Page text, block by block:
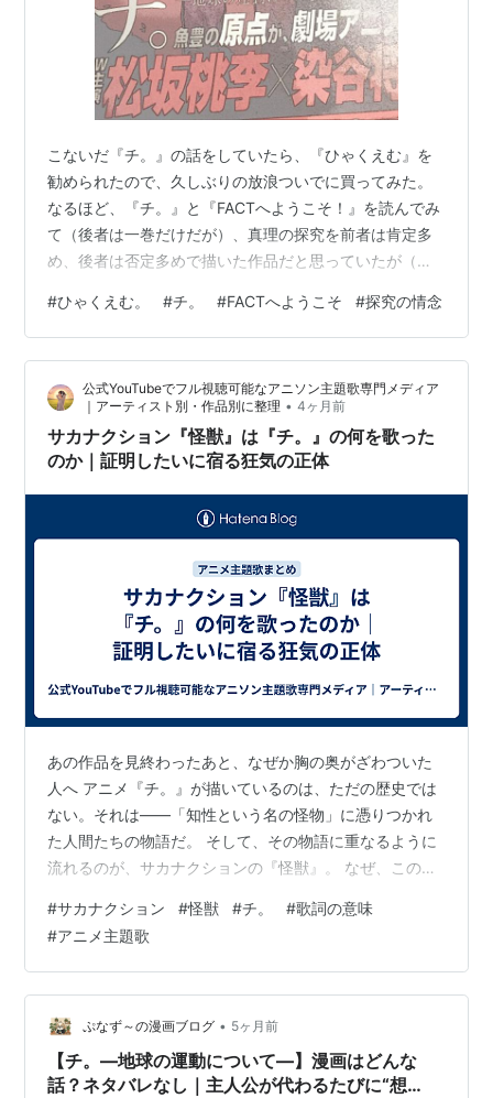
こないだ『チ。』の話をしていたら、『ひゃくえむ』を
勧められたので、久しぶりの放浪ついでに買ってみた。
なるほど、『チ。』と『FACTへようこそ！』を読んでみ
て（後者は一巻だけだが）、真理の探究を前者は肯定多
め、後者は否定多めで描いた作品だと思っていたが（そ
しい！）、そもそもこの人は学問や観念に止まらず、
「何かを探究すること」やその「情念のあり方」自体を
テーマにしてきた人なんだなとわかり、さらに興味が湧
いた（基本的に人間の條年の発露は好きなので）。 な
お、映画版はもっと素晴らしいと倍プッシュ（＠アカ
ギ）されたので、4月にどこかで見てみようと思う。
#ひゃくえむ。 #チ。 #FACTへようこそ #探究の情念
公式YouTubeでフル視聴可能なアニソン主題歌専門メディア
｜アーティスト別・作品別に整理 • 4ヶ月前
サカナクション『怪獣』は『チ。』の何を歌った
のか｜証明したいに宿る狂気の正体
あの作品を見終わったあと、なぜか胸の奥がざわついた
人へ アニメ『チ。』が描いているのは、ただの歴史では
ない。それは――「知性という名の怪物」に憑りつかれ
た人間たちの物語だ。 そして、その物語に重なるように
流れるのが、サカナクションの『怪獣』。 なぜ、この組
っと、どちらも同じものを描いているからだ。理性では
抑えきれない「衝動」――つまり、僕らの中の怪獣を。
この記事では、『怪獣』の歌詞と『チ。』の物語を重ね
ながら、その美しくも残酷な衝動の正体を読み解いてい
く。 「証明したい」は理性じゃない――剥き出しの衝動
だ 『怪獣』の中で何度も繰り返される言…
#サカナクション #怪獣 #チ。 #歌詞の意味
#アニメ主題歌
ぷなず～の漫画ブログ • 5ヶ月前
【チ。―地球の運動について―】漫画はどんな
話？ネタバレなし｜主人公が代わるたびに“想